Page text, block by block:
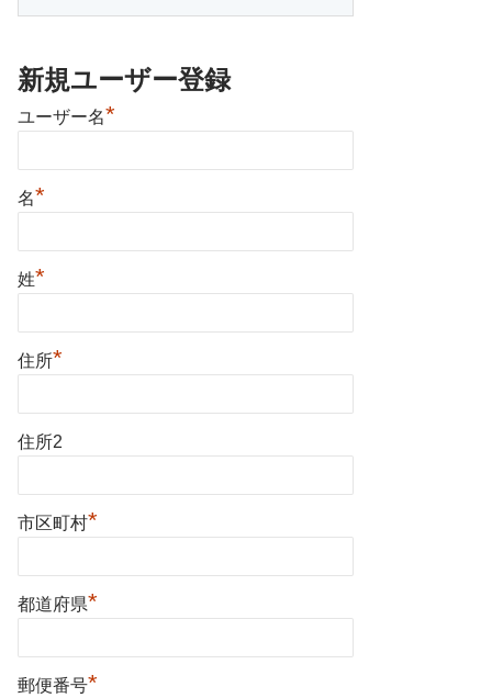
新規ユーザー登録
ユーザー名*
名*
姓*
住所*
住所2
市区町村*
都道府県*
郵便番号*